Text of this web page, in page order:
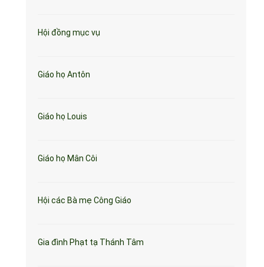
Hội đồng mục vụ
Giáo họ Antôn
Giáo họ Louis
Giáo họ Mân Côi
Hội các Bà mẹ Công Giáo
Gia đình Phạt tạ Thánh Tâm